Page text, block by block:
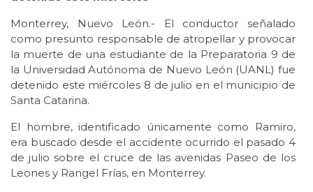
Monterrey, Nuevo León.- El conductor señalado
como presunto responsable de atropellar y provocar
la muerte de una estudiante de la Preparatoria 9 de
la Universidad Autónoma de Nuevo León (UANL) fue
detenido este miércoles 8 de julio en el municipio de
Santa Catarina.
El hombre, identificado únicamente como Ramiro,
era buscado desde el accidente ocurrido el pasado 4
de julio sobre el cruce de las avenidas Paseo de los
Leones y Rangel Frías, en Monterrey.